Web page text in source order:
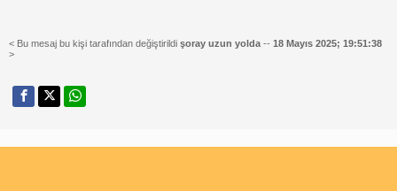
< Bu mesaj bu kişi tarafından değiştirildi şoray uzun yolda -- 18 Mayıs 2025; 19:51:38
>